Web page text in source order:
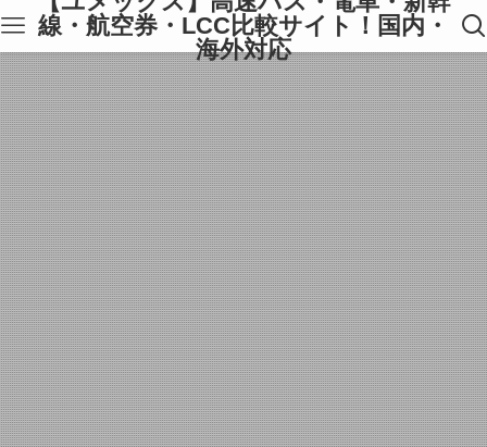
線・航空券・LCC比較サイト！国内・
海外対応